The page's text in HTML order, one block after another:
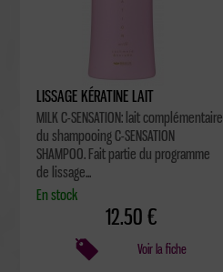
LISSAGE KÉRATINE LAIT
MILK C-SENSATION: lait complémentaire
du shampooing C-SENSATION
SHAMPOO. Fait partie du programme
de lissage...
En stock
12.50 €
Voir la fiche